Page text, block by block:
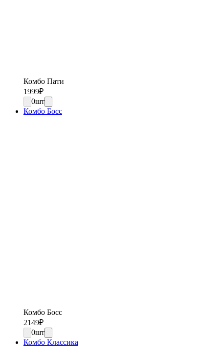
Комбо Пати
1999₽
0шт
Комбо Босс
Комбо Босс
2149₽
0шт
Комбо Классика